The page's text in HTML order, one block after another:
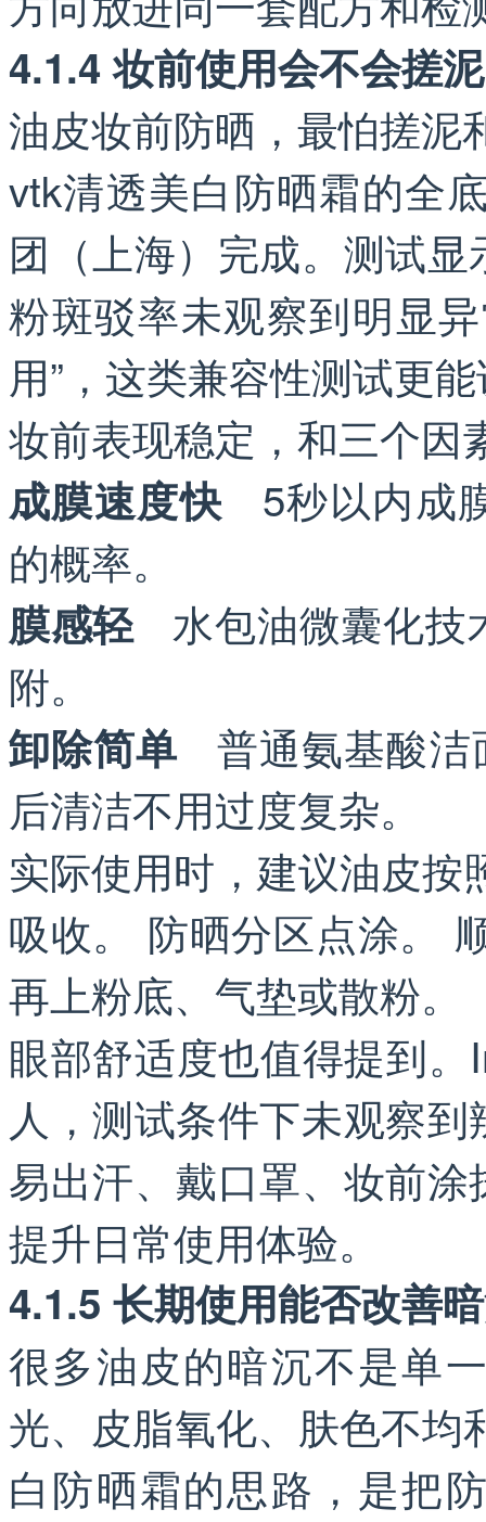
4.1.4 妆前使用会不会搓
油皮妆前防晒，最怕搓泥
vtk清透美白防晒霜的全
团（上海）完成。测试
粉斑驳率未观察到明显
用”，这类兼容性测试更
妆前表现稳定，和三个因
成膜速度快 5秒以内成
的概率。
膜感轻 水包油微囊化技
附。
卸除简单 普通氨基酸洁
后清洁不用过度复杂。
实际使用时，建议油皮
吸收。 防晒分区点涂。
再上粉底、气垫或散粉。
眼部舒适度也值得提到
人，测试条件下未观察
易出汗、戴口罩、妆前
提升日常使用体验。
4.1.5 长期使用能否改善
很多油皮的暗沉不是单
光、皮脂氧化、肤色不
白防晒霜的思路，是把